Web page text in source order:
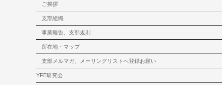
ご挨拶
支部組織
事業報告、支部規則
所在地・マップ
支部メルマガ、メーリングリストへ登録お願い
YFE研究会